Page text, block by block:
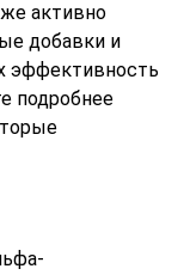
активно
добавки и
эффективность
подробнее